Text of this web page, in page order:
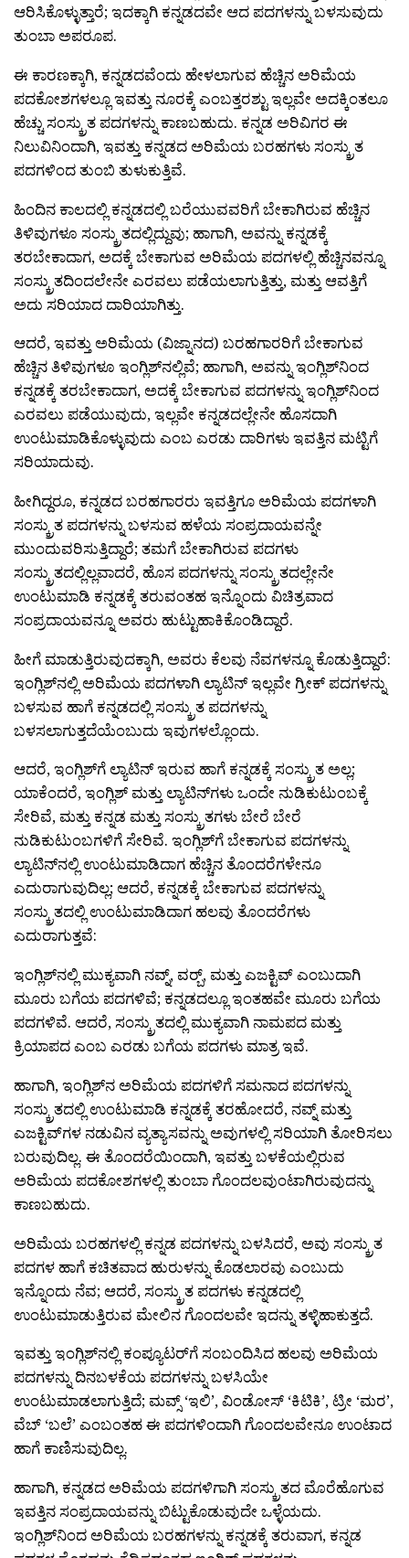
ಆರಿಸಿಕೊಳ್ಳುತ್ತಾರೆ; ಇದಕ್ಕಾಗಿ ಕನ್ನಡದವೇ ಆದ ಪದಗಳನ್ನು ಬಳಸುವುದು
ತುಂಬಾ ಅಪರೂಪ.
ಈ ಕಾರಣಕ್ಕಾಗಿ, ಕನ್ನಡದವೆಂದು ಹೇಳಲಾಗುವ ಹೆಚ್ಚಿನ ಅರಿಮೆಯ
ಪದಕೋಶಗಳಲ್ಲೂ ಇವತ್ತು ನೂರಕ್ಕೆ ಎಂಬತ್ತರಶ್ಟು ಇಲ್ಲವೇ ಅದಕ್ಕಿಂತಲೂ
ಹೆಚ್ಚು ಸಂಸ್ಕ್ರುತ ಪದಗಳನ್ನು ಕಾಣಬಹುದು. ಕನ್ನಡ ಅರಿವಿಗರ ಈ
ನಿಲುವಿನಿಂದಾಗಿ, ಇವತ್ತು ಕನ್ನಡದ ಅರಿಮೆಯ ಬರಹಗಳು ಸಂಸ್ಕ್ರುತ
ಪದಗಳಿಂದ ತುಂಬಿ ತುಳುಕುತ್ತಿವೆ.
ಹಿಂದಿನ ಕಾಲದಲ್ಲಿ ಕನ್ನಡದಲ್ಲಿ ಬರೆಯುವವರಿಗೆ ಬೇಕಾಗಿರುವ ಹೆಚ್ಚಿನ
ತಿಳಿವುಗಳೂ ಸಂಸ್ಕ್ರುತದಲ್ಲಿದ್ದುವು; ಹಾಗಾಗಿ, ಅವನ್ನು ಕನ್ನಡಕ್ಕೆ
ತರಬೇಕಾದಾಗ, ಅದಕ್ಕೆ ಬೇಕಾಗುವ ಅರಿಮೆಯ ಪದಗಳಲ್ಲಿ ಹೆಚ್ಚಿನವನ್ನೂ
ಸಂಸ್ಕ್ರುತದಿಂದಲೇನೇ ಎರವಲು ಪಡೆಯಲಾಗುತ್ತಿತ್ತು, ಮತ್ತು ಆವತ್ತಿಗೆ
ಅದು ಸರಿಯಾದ ದಾರಿಯಾಗಿತ್ತು.
ಆದರೆ, ಇವತ್ತು ಅರಿಮೆಯ (ವಿಜ್ನಾನದ) ಬರಹಗಾರರಿಗೆ ಬೇಕಾಗುವ
ಹೆಚ್ಚಿನ ತಿಳಿವುಗಳೂ ಇಂಗ್ಲಿಶ್‌ನಲ್ಲಿವೆ; ಹಾಗಾಗಿ, ಅವನ್ನು ಇಂಗ್ಲಿಶ್‌ನಿಂದ
ಕನ್ನಡಕ್ಕೆ ತರಬೇಕಾದಾಗ, ಅದಕ್ಕೆ ಬೇಕಾಗುವ ಪದಗಳನ್ನು ಇಂಗ್ಲಿಶ್‌ನಿಂದ
ಎರವಲು ಪಡೆಯುವುದು, ಇಲ್ಲವೇ ಕನ್ನಡದಲ್ಲೇನೇ ಹೊಸದಾಗಿ
ಉಂಟುಮಾಡಿಕೊಳ್ಳುವುದು ಎಂಬ ಎರಡು ದಾರಿಗಳು ಇವತ್ತಿನ ಮಟ್ಟಿಗೆ
ಸರಿಯಾದುವು.
ಹೀಗಿದ್ದರೂ, ಕನ್ನಡದ ಬರಹಗಾರರು ಇವತ್ತಿಗೂ ಅರಿಮೆಯ ಪದಗಳಾಗಿ
ಸಂಸ್ಕ್ರುತ ಪದಗಳನ್ನು ಬಳಸುವ ಹಳೆಯ ಸಂಪ್ರದಾಯವನ್ನೇ
ಮುಂದುವರಿಸುತ್ತಿದ್ದಾರೆ; ತಮಗೆ ಬೇಕಾಗಿರುವ ಪದಗಳು
ಸಂಸ್ಕ್ರುತದಲ್ಲಿಲ್ಲವಾದರೆ, ಹೊಸ ಪದಗಳನ್ನು ಸಂಸ್ಕ್ರುತದಲ್ಲೇನೇ
ಉಂಟುಮಾಡಿ ಕನ್ನಡಕ್ಕೆ ತರುವಂತಹ ಇನ್ನೊಂದು ವಿಚಿತ್ರವಾದ
ಸಂಪ್ರದಾಯವನ್ನೂ ಅವರು ಹುಟ್ಟುಹಾಕಿಕೊಂಡಿದ್ದಾರೆ.
ಹೀಗೆ ಮಾಡುತ್ತಿರುವುದಕ್ಕಾಗಿ, ಅವರು ಕೆಲವು ನೆವಗಳನ್ನೂ ಕೊಡುತ್ತಿದ್ದಾರೆ:
ಇಂಗ್ಲಿಶ್‌ನಲ್ಲಿ ಅರಿಮೆಯ ಪದಗಳಾಗಿ ಲ್ಯಾಟಿನ್ ಇಲ್ಲವೇ ಗ್ರೀಕ್ ಪದಗಳನ್ನು
ಬಳಸುವ ಹಾಗೆ ಕನ್ನಡದಲ್ಲಿ ಸಂಸ್ಕ್ರುತ ಪದಗಳನ್ನು
ಬಳಸಲಾಗುತ್ತದೆಯೆಂಬುದು ಇವುಗಳಲ್ಲೊಂದು.
ಆದರೆ, ಇಂಗ್ಲಿಶ್‌ಗೆ ಲ್ಯಾಟಿನ್ ಇರುವ ಹಾಗೆ ಕನ್ನಡಕ್ಕೆ ಸಂಸ್ಕ್ರುತ ಅಲ್ಲ;
ಯಾಕೆಂದರೆ, ಇಂಗ್ಲಿಶ್ ಮತ್ತು ಲ್ಯಾಟಿನ್‌ಗಳು ಒಂದೇ ನುಡಿಕುಟುಂಬಕ್ಕೆ
ಸೇರಿವೆ, ಮತ್ತು ಕನ್ನಡ ಮತ್ತು ಸಂಸ್ಕ್ರುತಗಳು ಬೇರೆ ಬೇರೆ
ನುಡಿಕುಟುಂಬಗಳಿಗೆ ಸೇರಿವೆ. ಇಂಗ್ಲಿಶ್‌ಗೆ ಬೇಕಾಗುವ ಪದಗಳನ್ನು
ಲ್ಯಾಟಿನ್‌ನಲ್ಲಿ ಉಂಟುಮಾಡಿದಾಗ ಹೆಚ್ಚಿನ ತೊಂದರೆಗಳೇನೂ
ಎದುರಾಗುವುದಿಲ್ಲ; ಆದರೆ, ಕನ್ನಡಕ್ಕೆ ಬೇಕಾಗುವ ಪದಗಳನ್ನು
ಸಂಸ್ಕ್ರುತದಲ್ಲಿ ಉಂಟುಮಾಡಿದಾಗ ಹಲವು ತೊಂದರೆಗಳು
ಎದುರಾಗುತ್ತವೆ:
ಇಂಗ್ಲಿಶ್‌ನಲ್ಲಿ ಮುಕ್ಯವಾಗಿ ನವ್ನ್, ವರ‍್ಬ್, ಮತ್ತು ಎಜಕ್ಟಿವ್ ಎಂಬುದಾಗಿ
ಮೂರು ಬಗೆಯ ಪದಗಳಿವೆ; ಕನ್ನಡದಲ್ಲೂ ಇಂತಹವೇ ಮೂರು ಬಗೆಯ
ಪದಗಳಿವೆ. ಆದರೆ, ಸಂಸ್ಕ್ರುತದಲ್ಲಿ ಮುಕ್ಯವಾಗಿ ನಾಮಪದ ಮತ್ತು
ಕ್ರಿಯಾಪದ ಎಂಬ ಎರಡು ಬಗೆಯ ಪದಗಳು ಮಾತ್ರ ಇವೆ.
ಹಾಗಾಗಿ, ಇಂಗ್ಲಿಶ್‌ನ ಅರಿಮೆಯ ಪದಗಳಿಗೆ ಸಮನಾದ ಪದಗಳನ್ನು
ಸಂಸ್ಕ್ರುತದಲ್ಲಿ ಉಂಟುಮಾಡಿ ಕನ್ನಡಕ್ಕೆ ತರಹೋದರೆ, ನವ್ನ್ ಮತ್ತು
ಎಜಕ್ಟಿವ್‌ಗಳ ನಡುವಿನ ವ್ಯತ್ಯಾಸವನ್ನು ಅವುಗಳಲ್ಲಿ ಸರಿಯಾಗಿ ತೋರಿಸಲು
ಬರುವುದಿಲ್ಲ. ಈ ತೊಂದರೆಯಿಂದಾಗಿ, ಇವತ್ತು ಬಳಕೆಯಲ್ಲಿರುವ
ಅರಿಮೆಯ ಪದಕೋಶಗಳಲ್ಲಿ ತುಂಬಾ ಗೊಂದಲವುಂಟಾಗಿರುವುದನ್ನು
ಕಾಣಬಹುದು.
ಅರಿಮೆಯ ಬರಹಗಳಲ್ಲಿ ಕನ್ನಡ ಪದಗಳನ್ನು ಬಳಸಿದರೆ, ಅವು ಸಂಸ್ಕ್ರುತ
ಪದಗಳ ಹಾಗೆ ಕಚಿತವಾದ ಹುರುಳನ್ನು ಕೊಡಲಾರವು ಎಂಬುದು
ಇನ್ನೊಂದು ನೆವ; ಆದರೆ, ಸಂಸ್ಕ್ರುತ ಪದಗಳು ಕನ್ನಡದಲ್ಲಿ
ಉಂಟುಮಾಡುತ್ತಿರುವ ಮೇಲಿನ ಗೊಂದಲವೇ ಇದನ್ನು ತಳ್ಳಿಹಾಕುತ್ತದೆ.
ಇವತ್ತು ಇಂಗ್ಲಿಶ್‌ನಲ್ಲಿ ಕಂಪ್ಯೂಟರ್‌ಗೆ ಸಂಬಂದಿಸಿದ ಹಲವು ಅರಿಮೆಯ
ಪದಗಳನ್ನು ದಿನಬಳಕೆಯ ಪದಗಳನ್ನು ಬಳಸಿಯೇ
ಉಂಟುಮಾಡಲಾಗುತ್ತಿದೆ; ಮವ್ಸ್ ‘ಇಲಿ’, ವಿಂಡೋಸ್ ‘ಕಿಟಿಕಿ’, ಟ್ರೀ ‘ಮರ’,
ವೆಬ್ ‘ಬಲೆ’ ಎಂಬಂತಹ ಈ ಪದಗಳಿಂದಾಗಿ ಗೊಂದಲವೇನೂ ಉಂಟಾದ
ಹಾಗೆ ಕಾಣಿಸುವುದಿಲ್ಲ.
ಹಾಗಾಗಿ, ಕನ್ನಡದ ಅರಿಮೆಯ ಪದಗಳಿಗಾಗಿ ಸಂಸ್ಕ್ರುತದ ಮೊರೆಹೊಗುವ
ಇವತ್ತಿನ ಸಂಪ್ರದಾಯವನ್ನು ಬಿಟ್ಟುಕೊಡುವುದೇ ಒಳ್ಳೆಯದು.
ಇಂಗ್ಲಿಶ್‌ನಿಂದ ಅರಿಮೆಯ ಬರಹಗಳನ್ನು ಕನ್ನಡಕ್ಕೆ ತರುವಾಗ, ಕನ್ನಡ